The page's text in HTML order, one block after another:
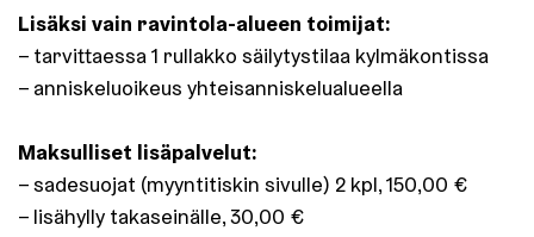
Lisäksi vain ravintola-alueen toimijat:
– tarvittaessa 1 rullakko säilytystilaa kylmäkontissa
– anniskeluoikeus yhteisanniskelualueella
Maksulliset lisäpalvelut:
– sadesuojat (myyntitiskin sivulle) 2 kpl, 150,00 €
– lisähylly takaseinälle, 30,00 €